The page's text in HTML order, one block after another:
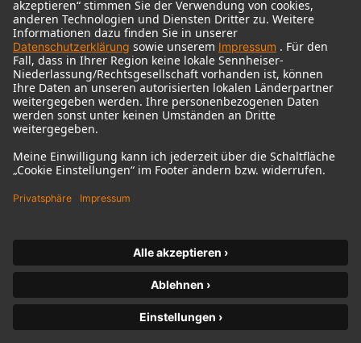
© 2018 - 2026Georg Neumann GmbH
Impressum
Nutzungsbedingungen
Datenschutz
AGB
Widerrufsrecht
Produktbezogener Umweltschutz
Widerruf erklären